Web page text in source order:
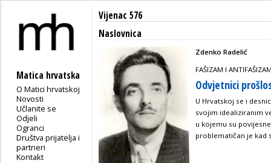
Matica hrvatska
O Matici hrvatskoj
Novosti
Učlanite se
Odjeli
Ogranci
Društva prijatelja i
partneri
Kontakt
Vijenac 576
Naslovnica
Zdenko Radelić
FAŠIZAM I
Odvjetnici
U Hrvatskoj se i
svojim idealiziranim
u kojemu su
problematičan je kad